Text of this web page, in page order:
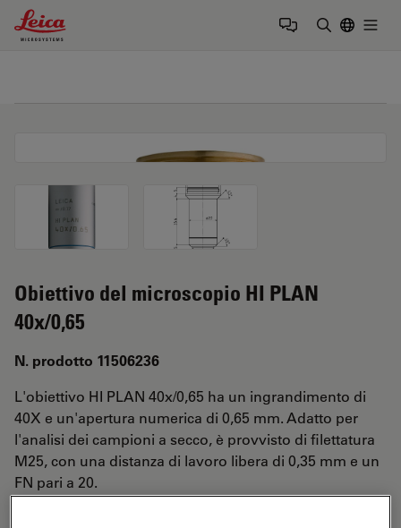
Leica Microsystems Logo
Obiettivo del microscopio HI PLAN
40x/0,65
N. prodotto 11506236
L'obiettivo HI PLAN 40x/0,65 ha un ingrandimento di
40X e un'apertura numerica di 0,65 mm. Adatto per
l'analisi dei campioni a secco, è provvisto di filettatura
M25, con una distanza di lavoro libera di 0,35 mm e un
FN pari a 20.